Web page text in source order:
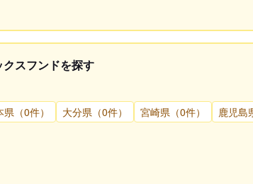
スフンドを探す
（0件） 大分県（0件） 宮崎県（0件）
鹿児島